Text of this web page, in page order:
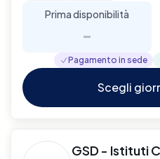
Prima disponibilità
-
Pagamento in sede
Scegli
GSD - Istituti